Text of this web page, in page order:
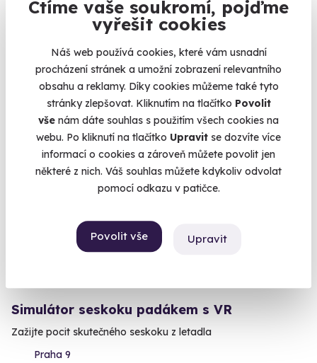
Ctíme vaše soukromí, pojďme
vyřešit cookies
Náš web používá cookies, které vám usnadní
procházení stránek a umožní zobrazení relevantního
obsahu a reklamy. Díky cookies můžeme také tyto
stránky zlepšovat. Kliknutím na tlačítko Povolit
vše nám dáte souhlas s použitím všech cookies na
webu. Po kliknutí na tlačítko Upravit se dozvíte více
informací o cookies a zároveň můžete povolit jen
některé z nich. Váš souhlas můžete kdykoliv odvolat
pomocí odkazu v patičce.
Povolit vše Upravit
Pilotem sportovního letadla
Prožijte adrenalin v oblacích!
Praha (+ 1 další lokalita)
8 190 Kč
Volný termín už 07. 08. 2026
Simulátor seskoku padákem s VR
Zažijte pocit skutečného seskoku z letadla
Praha 9